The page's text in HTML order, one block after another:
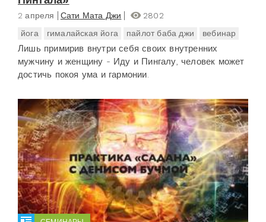
2 апреля Сати Мата Джи
2802
йога
гималайская йога пайлот баба джи вебинар
Лишь примирив внутри себя своих внутренних
мужчину и женщину - Иду и Пингалу, человек может
достичь покоя ума и гармонии.